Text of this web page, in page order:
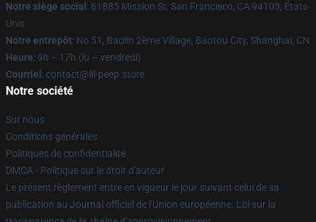
Notre siège social : 61885 Mission St, San Francisco, CA 94103, États-
Unis
Notre entrepôt: No 51, Baolin 2ème Village, Baotou City, Shanghai, CN
Heure: 9h – 17h (lu – vendredi)
Courriel : contact@lil-peep.store
Notre société
Sur nous
Conditions générales
Politiques de confidentialité
DMCA - Politique sur le droit d'auteur
Le présent règlement entre en vigueur le jour suivant celui de sa
publication au Journal officiel de l'Union européenne. Loi sur la